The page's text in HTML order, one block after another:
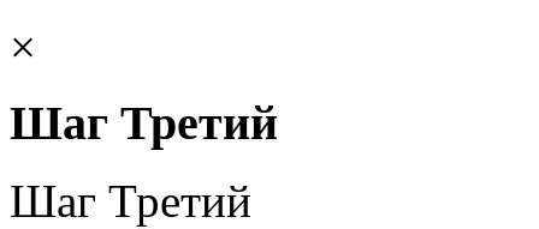
×
Шаг Третий
Шаг Третий